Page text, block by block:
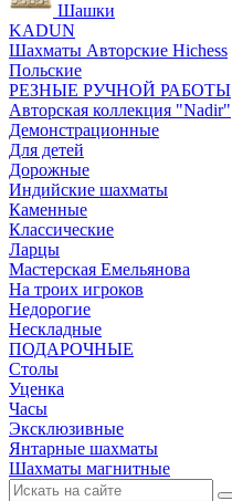
Шашки
KADUN
Шахматы Авторские Hichess
Польские
РЕЗНЫЕ РУЧНОЙ РАБОТЫ
Авторская коллекция "Nadir"
Демонстрационные
Для детей
Дорожные
Индийские шахматы
Каменные
Классические
Ларцы
Мастерская Емельянова
На троих игроков
Недорогие
Нескладные
ПОДАРОЧНЫЕ
Столы
Уценка
Часы
Эксклюзивные
Янтарные шахматы
Шахматы магнитные